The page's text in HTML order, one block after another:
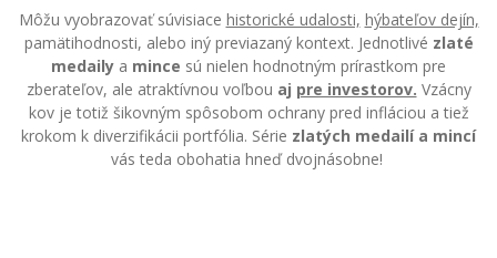
Môžu vyobrazovať súvisiace historické udalosti, hýbateľov dejín,
pamätihodnosti, alebo iný previazaný kontext. Jednotlivé zlaté
medaily a mince sú nielen hodnotným prírastkom pre
zberateľov, ale atraktívnou voľbou aj pre investorov. Vzácny
kov je totiž šikovným spôsobom ochrany pred infláciou a tiež
krokom k diverzifikácii portfólia. Série zlatých medailí a mincí
vás teda obohatia hneď dvojnásobne!